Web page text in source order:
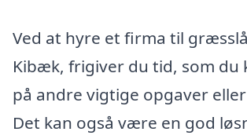
Ved at hyre et firma til
Kibæk, frigiver du tid, som du
på andre vigtige opgaver
Det kan også være en god